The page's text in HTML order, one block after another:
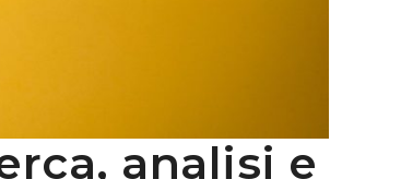
analisi e